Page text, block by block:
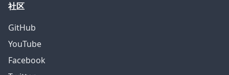
社区
GitHub
YouTube
Facebook